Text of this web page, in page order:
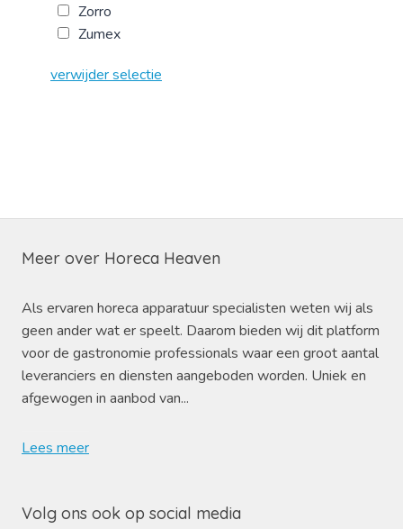
Zorro
Zumex
verwijder selectie
Meer over Horeca Heaven
Als ervaren horeca apparatuur specialisten weten wij als
geen ander wat er speelt. Daarom bieden wij dit platform
voor de gastronomie professionals waar een groot aantal
leveranciers en diensten aangeboden worden. Uniek en
afgewogen in aanbod van...
Lees meer
Volg ons ook op social media